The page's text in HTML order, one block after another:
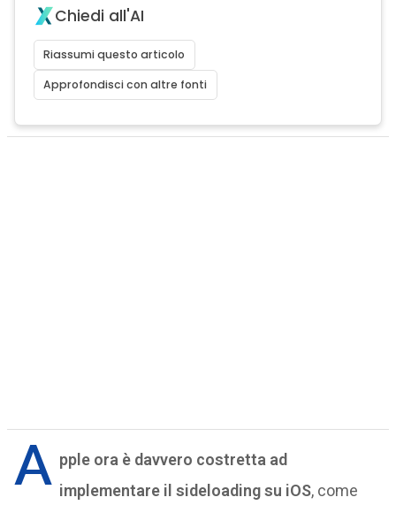
Chiedi all'AI
Riassumi questo articolo
Approfondisci con altre fonti
A pple ora è davvero costretta ad
implementare il sideloading su iOS, come